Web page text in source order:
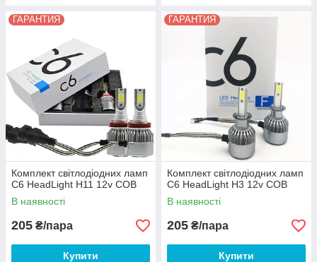
ГАРАНТИЯ
Комплект світлодіодних ламп
C6 HeadLight H11 12v COB
В наявності
205 ₴/пара
Купити
ГАРАНТИЯ
Комплект світлодіодних ламп
C6 HeadLight H3 12v COB
В наявності
205 ₴/пара
Купити